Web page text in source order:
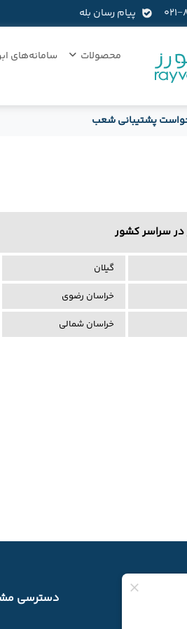
پیام رسان بله
محصولات سامانه‌های
پشتیبانی شعب
در سراسر کشور
گیلان
خراسان رضوی
خراسان شمالی
دسترسی